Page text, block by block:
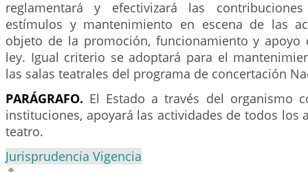
reglamentará y efectivizará las
estímulos y mantenimiento en escena de las
objeto de la promoción, funcionamiento y apoyo
ley. Igual criterio se adoptará para el
las salas teatrales del programa de concertación
PARÁGRAFO. El Estado a través del organismo
instituciones, apoyará las actividades de todos los
teatro.
Jurisprudencia Vigencia